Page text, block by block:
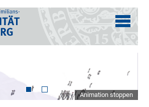
Animation stoppen